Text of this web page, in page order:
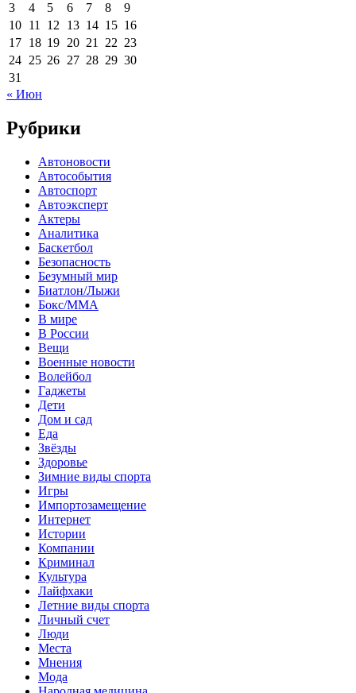
3
4 5 6 7 8
9
10 11 12 13 14 15 16
17 18 19 20 21 22 23
24 25 26 27 28 29 30
31
« Июн
Рубрики
Автоновости
Автособытия
Автоспорт
Автоэксперт
Актеры
Аналитика
Баскетбол
Безопасность
Безумный мир
Биатлон/Лыжи
Бокс/MMA
В мире
В России
Вещи
Военные новости
Волейбол
Гаджеты
Дети
Дом и сад
Еда
Звёзды
Здоровье
Зимние виды спорта
Игры
Импортозамещение
Интернет
Истории
Компании
Криминал
Культура
Лайфхаки
Летние виды спорта
Личный счет
Люди
Места
Мнения
Мода